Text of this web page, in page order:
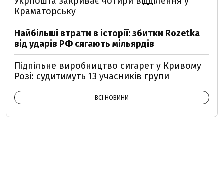
Краматорську
Найбільші втрати в історії: збитки Rozetka
від ударів РФ сягають мільярдів
Підпільне виробництво сигарет у Кривому
Розі: судитимуть 13 учасників групи
ВСІ НОВИНИ